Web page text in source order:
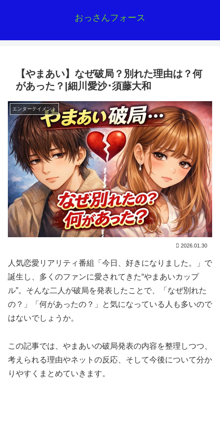
おっさんフォース
【やまあい】なぜ破局？別れた理由は？何
があった？|細川愛沙･須藤大和
エンターテイメント
2026.01.30
人気恋愛リアリティ番組「今日、好きになりました。」で
誕生し、多くのファンに愛されてきた“やまあいカップ
ル”。そんな二人が破局を発表したことで、「なぜ別れた
の？」「何があったの？」と気になっている人も多いので
はないでしょうか。
この記事では、やまあいの破局発表の内容を整理しつつ、
考えられる理由やネットの反応、そして今後について分か
りやすくまとめていきます。